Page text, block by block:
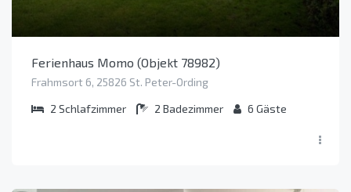
Ferienhaus Momo (Objekt 78982)
Frahmsort 6, 25826 St. Peter-Ording
2 Schlafzimmer 2 Badezimmer 6 Gäste